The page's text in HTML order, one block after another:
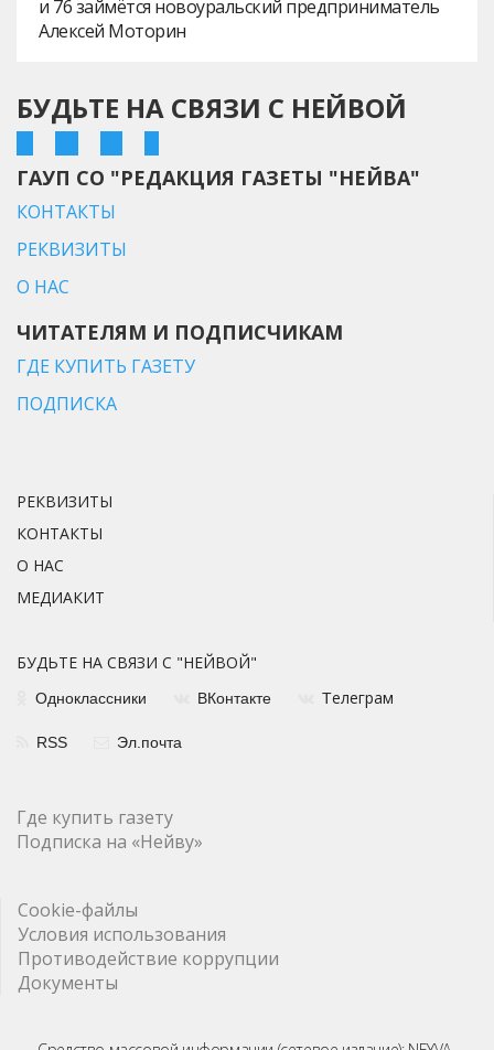
и 76 займётся новоуральский предприниматель
Алексей Моторин
БУДЬТЕ НА СВЯЗИ С НЕЙВОЙ
ГАУП СО "РЕДАКЦИЯ ГАЗЕТЫ "НЕЙВА"
КОНТАКТЫ
РЕКВИЗИТЫ
О НАС
ЧИТАТЕЛЯМ И ПОДПИСЧИКАМ
ГДЕ КУПИТЬ ГАЗЕТУ
ПОДПИСКА
РЕКВИЗИТЫ
КОНТАКТЫ
О НАС
МЕДИАКИТ
БУДЬТЕ НА СВЯЗИ С "НЕЙВОЙ"
Одноклассники ВКонтакте Телеграм
RSS Эл.почта
Где купить газету
Подписка на «Нейву»
Cookie-файлы
Условия использования
Противодействие коррупции
Документы